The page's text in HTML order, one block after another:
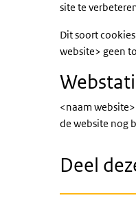
site te
Dit soort
website> geen
<naam
de website nog
Deel